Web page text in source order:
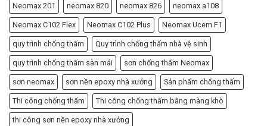
Neomax 201 neomax 820 neomax 826 neomax a108
Neomax C102 Flex Neomax C102 Plus Neomax Ucem F1
quy trình chống thấm Quy trình chống thấm nhà vệ sinh
quy trình chống thấm sàn mái sơn chống thấm Neomax
sơn neomax sơn nền epoxy nhà xưởng Sản phẩm chống thấm
Thi công chống thấm Thi công chống thấm bằng màng khò
thi công sơn nền epoxy nhà xưởng